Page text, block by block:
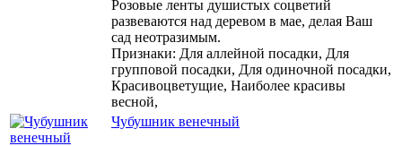
Розовые ленты душистых соцветий
развеваются над деревом в мае, делая Ваш
сад неотразимым.
Признаки: Для аллейной посадки, Для
групповой посадки, Для одиночной посадки,
Красивоцветущие, Наиболее красивы
весной,
Чубушник венечный